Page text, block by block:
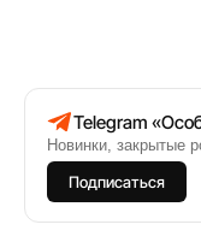
Telegram
Новинки, закрытые
Подписаться